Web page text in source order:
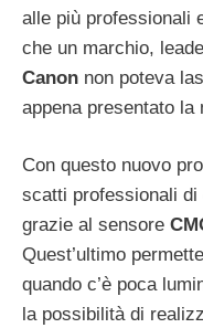
alle più professionali
che un marchio,
Canon non poteva
appena presentato la
Con questo nuovo
scatti professionali di
grazie al sensore
Quest’ultimo
quando c’è poca
la possibilità di